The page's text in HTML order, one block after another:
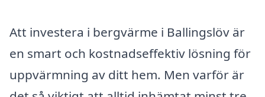
Att investera i bergvärme i Ballingslöv är
en smart och kostnadseffektiv lösning för
uppvärmning av ditt hem. Men varför är